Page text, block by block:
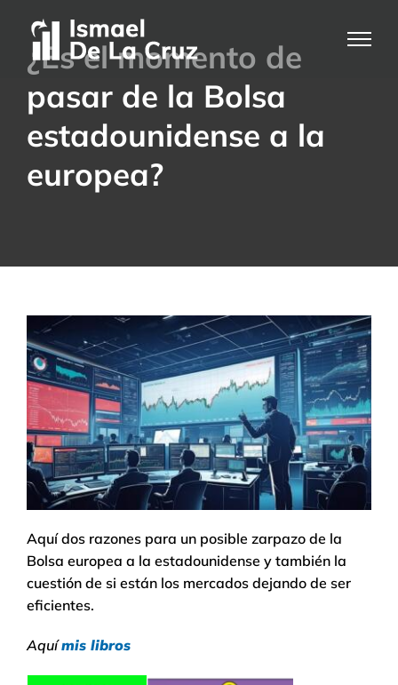
contenido
¿Es el momento de
pasar de la Bolsa
estadounidense a la
europea?
Aquí dos razones para un posible zarpazo de la
Bolsa europea a la estadounidense y también la
cuestión de si están los mercados dejando de ser
eficientes.
Aquímis libros